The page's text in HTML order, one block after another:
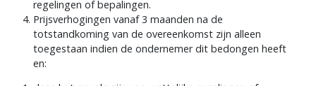
regelingen of bepalingen.
Prijsverhogingen vanaf 3 maanden na de
totstandkoming van de overeenkomst zijn alleen
toegestaan indien de ondernemer dit bedongen heeft
en: